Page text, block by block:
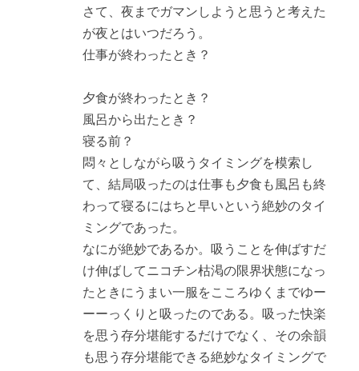
さて、夜までガマンしようと思うと考えた
が夜とはいつだろう。
仕事が終わったとき？
夕食が終わったとき？
風呂から出たとき？
寝る前？
悶々としながら吸うタイミングを模索し
て、結局吸ったのは仕事も夕食も風呂も終
わって寝るにはちと早いという絶妙のタイ
ミングであった。
なにが絶妙であるか。吸うことを伸ばすだ
け伸ばしてニコチン枯渇の限界状態になっ
たときにうまい一服をこころゆくまでゆー
ーーっくりと吸ったのである。吸った快楽
を思う存分堪能するだけでなく、その余韻
も思う存分堪能できる絶妙なタイミングで